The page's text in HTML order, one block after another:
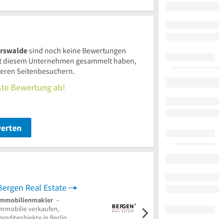
sind noch keine Bewertungen
Unternehmen gesammelt haben,
Seitenbesuchern.
Bewertung ab!
Real Estate
–
verkaufen,
Wohnung mieten, Haus